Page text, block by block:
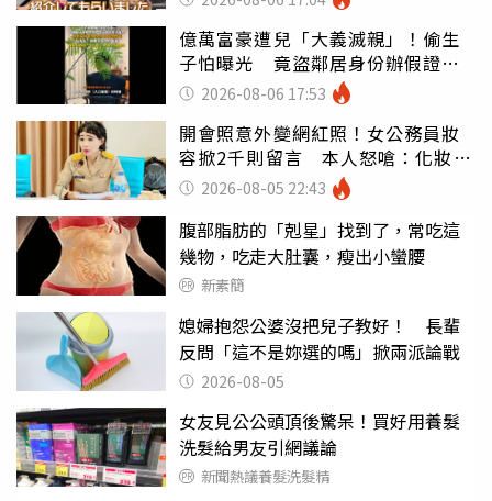
億萬富豪遭兒「大義滅親」！偷生
子怕曝光 竟盜鄰居身份辦假證落
戶 2026-08-06 17:53
開會照意外變網紅照！女公務員妝
容掀2千則留言 本人怒嗆：化妝有
錯嗎2026-08-05 22:43
腹部脂肪的「剋星」找到了，常吃這
幾物，吃走大肚囊，瘦出小蠻腰
新素簡
媳婦抱怨公婆沒把兒子教好！ 長輩
反問「這不是妳選的嗎」掀兩派論戰
2026-08-05
女友見公公頭頂後驚呆！買好用養髮
洗髮給男友引網議論
新聞熱議養髮洗髮精